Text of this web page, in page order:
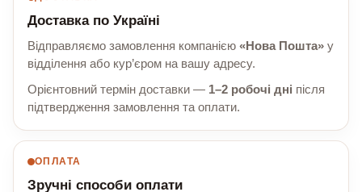
Доставка по Україні
Відправляємо замовлення компанією «Нова Пошта» у
відділення або кур’єром на вашу адресу.
Орієнтовний термін доставки — 1–2 робочі дні після
підтвердження замовлення та оплати.
ОПЛАТА
Зручні способи оплати